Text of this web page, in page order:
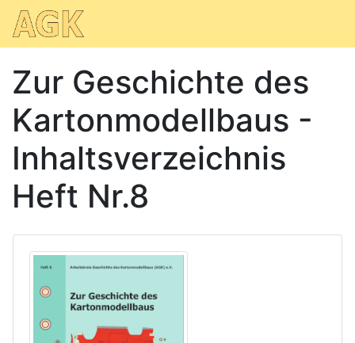
Zur Geschichte des
Kartonmodellbaus -
Inhaltsverzeichnis
Heft Nr.8